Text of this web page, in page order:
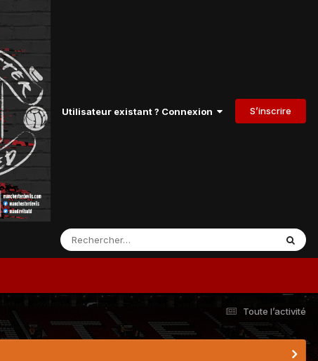
Utilisateur existant ? Connexion S’inscrire
Toute l’activité